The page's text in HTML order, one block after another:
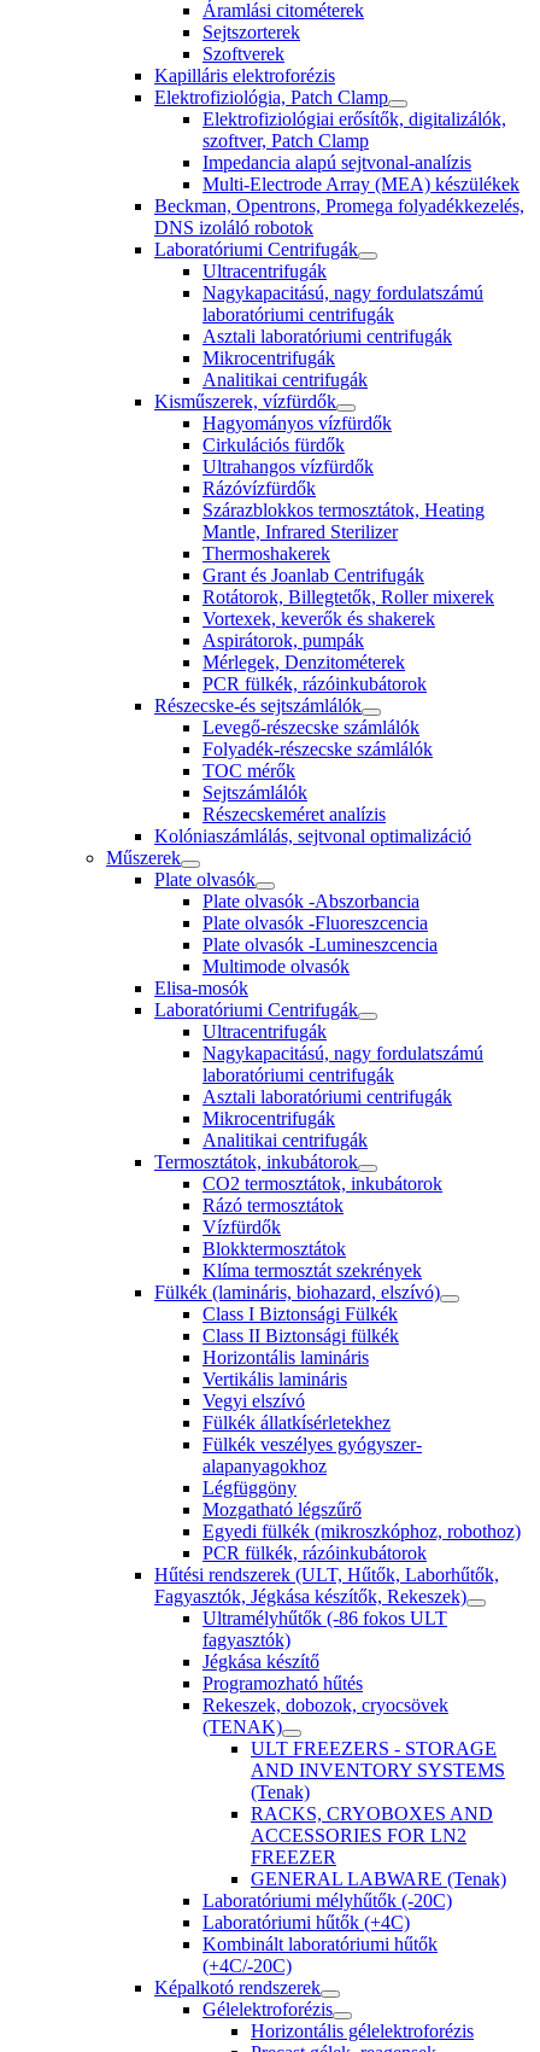
Áramlási citométerek
Sejtszorterek
Szoftverek
Kapilláris elektroforézis
Elektrofiziológia, Patch Clamp
Elektrofiziológiai erősítők, digitalizálók,
szoftver, Patch Clamp
Impedancia alapú sejtvonal-analízis
Multi-Electrode Array (MEA) készülékek
Beckman, Opentrons, Promega folyadékkezelés,
DNS izoláló robotok
Laboratóriumi Centrifugák
Ultracentrifugák
Nagykapacitású, nagy fordulatszámú
laboratóriumi centrifugák
Asztali laboratóriumi centrifugák
Mikrocentrifugák
Analitikai centrifugák
Kisműszerek, vízfürdők
Hagyományos vízfürdők
Cirkulációs fürdők
Ultrahangos vízfürdők
Rázóvízfürdők
Szárazblokkos termosztátok, Heating
Mantle, Infrared Sterilizer
Thermoshakerek
Grant és Joanlab Centrifugák
Rotátorok, Billegtetők, Roller mixerek
Vortexek, keverők és shakerek
Aspirátorok, pumpák
Mérlegek, Denzitométerek
PCR fülkék, rázóinkubátorok
Részecske-és sejtszámlálók
Levegő-részecske számlálók
Folyadék-részecske számlálók
TOC mérők
Sejtszámlálók
Részecskeméret analízis
Kolóniaszámlálás, sejtvonal optimalizáció
Műszerek
Plate olvasók
Plate olvasók -Abszorbancia
Plate olvasók -Fluoreszcencia
Plate olvasók -Lumineszcencia
Multimode olvasók
Elisa-mosók
Laboratóriumi Centrifugák
Ultracentrifugák
Nagykapacitású, nagy fordulatszámú
laboratóriumi centrifugák
Asztali laboratóriumi centrifugák
Mikrocentrifugák
Analitikai centrifugák
Termosztátok, inkubátorok
CO2 termosztátok, inkubátorok
Rázó termosztátok
Vízfürdők
Blokktermosztátok
Klíma termosztát szekrények
Fülkék (lamináris, biohazard, elszívó)
Class I Biztonsági Fülkék
Class II Biztonsági fülkék
Horizontális lamináris
Vertikális lamináris
Vegyi elszívó
Fülkék állatkísérletekhez
Fülkék veszélyes gyógyszer-
alapanyagokhoz
Légfüggöny
Mozgatható légszűrő
Egyedi fülkék (mikroszkóphoz, robothoz)
PCR fülkék, rázóinkubátorok
Hűtési rendszerek (ULT, Hűtők, Laborhűtők,
Fagyasztók, Jégkása készítők, Rekeszek)
Ultramélyhűtők (-86 fokos ULT
fagyasztók)
Jégkása készítő
Programozható hűtés
Rekeszek, dobozok, cryocsövek
(TENAK)
ULT FREEZERS - STORAGE
AND INVENTORY SYSTEMS
(Tenak)
RACKS, CRYOBOXES AND
ACCESSORIES FOR LN2
FREEZER
GENERAL LABWARE (Tenak)
Laboratóriumi mélyhűtők (-20C)
Laboratóriumi hűtők (+4C)
Kombinált laboratóriumi hűtők
(+4C/-20C)
Képalkotó rendszerek
Gélelektroforézis
Horizontális gélelektroforézis